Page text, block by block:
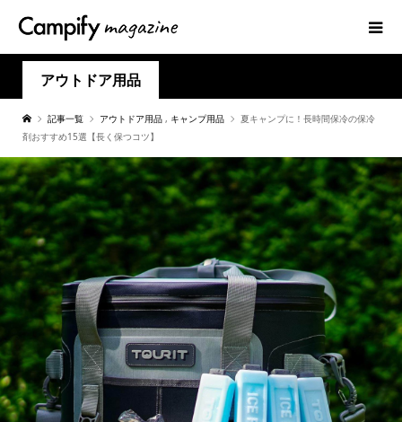
アウトドア用品
記事一覧 アウトドア用品 , キャンプ用品
夏キャンプに！長時間保冷の保冷
剤おすすめ15選【長く保つコツ】